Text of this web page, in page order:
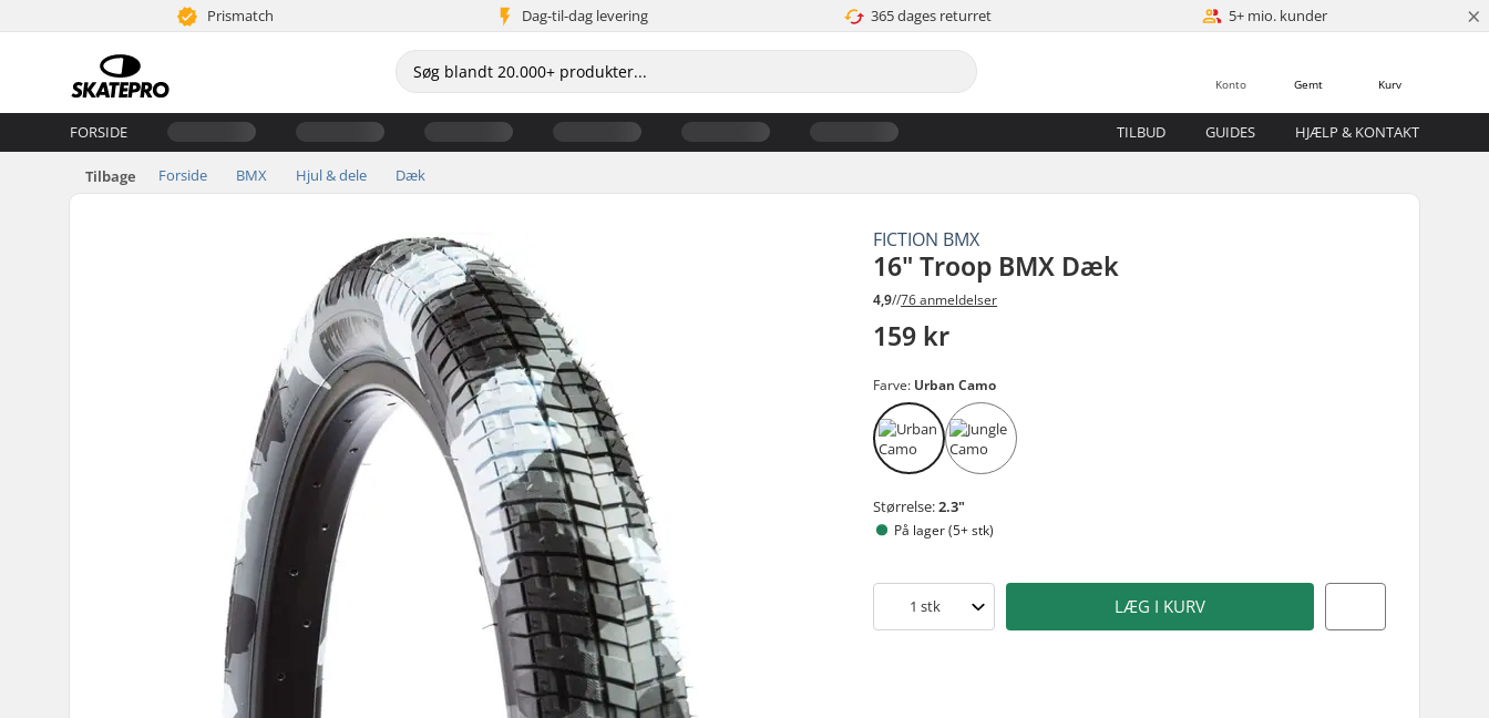
Prismatch Dag-til-dag levering 365 dages returret 5+ mio. kunder ×
Kurv
Gemt
Konto
FORSIDE TILBUD GUIDES HJÆLP & KONTAKT
Tilbage Forside BMX Hjul & dele Dæk
FICTION BMX
16" Troop BMX Dæk
4,9//76 anmeldelser
159 kr
Farve: Urban Camo
Størrelse:2.3"
På lager (5+ stk)
1 stk LÆG I KURV